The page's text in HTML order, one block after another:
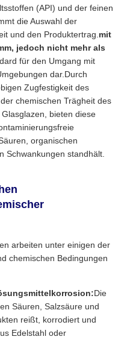
(API) und der feinen
die Auswahl der
und den Produktertrag. mit
jedoch nicht mehr als
für den Umgang mit
dar.Durch
Zugfestigkeit des
chemischen Trägheit des
bieten diese
organischen
Schwankungen standhält.
arbeiten unter einigen der
chemischen Bedingungen
Die
Säuren, Salzsäure und
reißt, korrodiert und
Edelstahl oder